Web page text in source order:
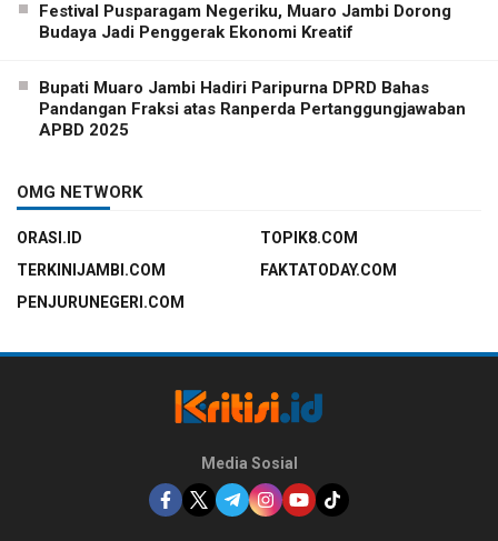
Festival Pusparagam Negeriku, Muaro Jambi Dorong
Budaya Jadi Penggerak Ekonomi Kreatif
Bupati Muaro Jambi Hadiri Paripurna DPRD Bahas
Pandangan Fraksi atas Ranperda Pertanggungjawaban
APBD 2025
OMG NETWORK
ORASI.ID
TOPIK8.COM
TERKINIJAMBI.COM
FAKTATODAY.COM
PENJURUNEGERI.COM
Media Sosial